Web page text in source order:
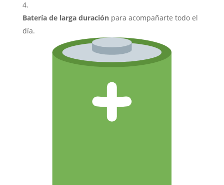
Batería de larga duraciónpara acompañarte todo el
día.